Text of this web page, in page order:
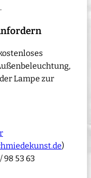
Lampe zur
)
98 53 63